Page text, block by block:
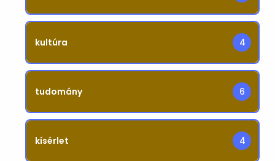
kultúra 4
tudomány 6
kísérlet 4